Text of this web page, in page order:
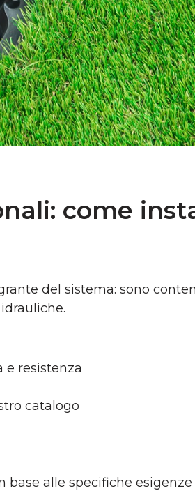
come
del sistema: sono
resistenza
catalogo
alle specifiche